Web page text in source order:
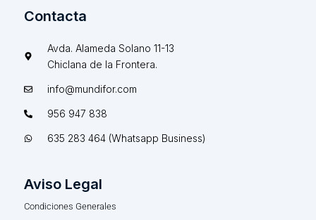
Contacta
Avda. Alameda Solano 11-13
Chiclana de la Frontera.
info@mundifor.com
956 947 838
635 283 464 (Whatsapp Business)
Aviso Legal
Condiciones Generales